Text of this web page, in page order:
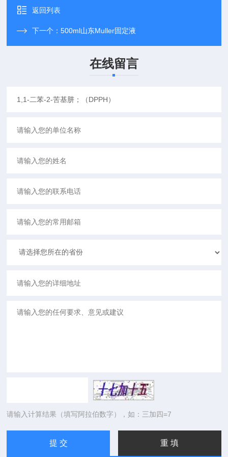
返回列表
下一个：500ml山东Muller固定液
在线留言
请输入计算结果（填写阿拉伯数字），如：三加四=7